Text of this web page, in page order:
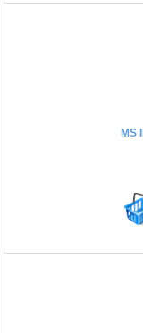
ELEKTRIČNI
MS